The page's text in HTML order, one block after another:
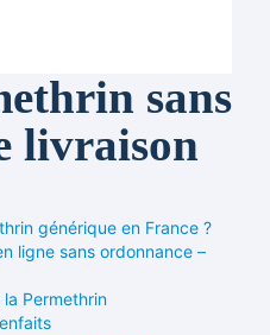
sans
livraison
générique en France ?
ligne sans ordonnance –
Permethrin